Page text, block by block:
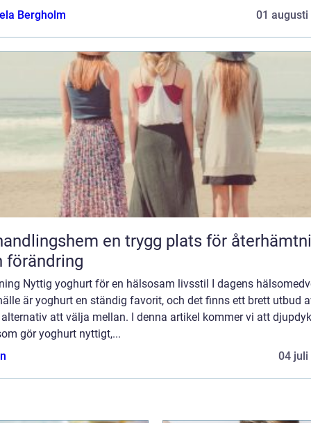
Bergholm
01 augusti
en trygg plats för återhämtning
förändring
Nyttig yoghurt för en hälsosam livsstil I dagens
är yoghurt en ständig favorit, och det finns ett brett utbud
att välja mellan. I denna artikel kommer vi att
gör yoghurt nyttigt,...
04 juli